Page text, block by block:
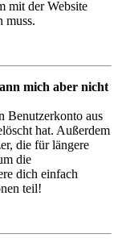
mit der Website
muss.
mich aber nicht
Benutzerkonto aus
hat. Außerdem
die für längere
die
dich einfach
teil!